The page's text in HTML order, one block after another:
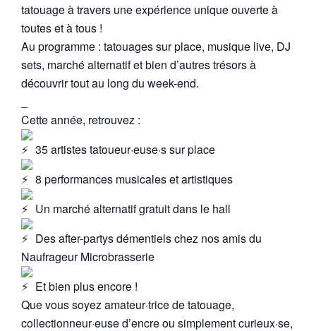
tatouage à travers une expérience unique ouverte à
toutes et à tous !
Au programme : tatouages sur place, musique live, DJ
sets, marché alternatif et bien d’autres trésors à
découvrir tout au long du week-end.
Cette année, retrouvez :
35 artistes tatoueur·euse·s sur place
8 performances musicales et artistiques
Un marché alternatif gratuit dans le hall
Des after-partys démentiels chez nos amis du
Naufrageur Microbrasserie
Et bien plus encore !
Que vous soyez amateur·trice de tatouage,
collectionneur·euse d’encre ou simplement curieux·se,